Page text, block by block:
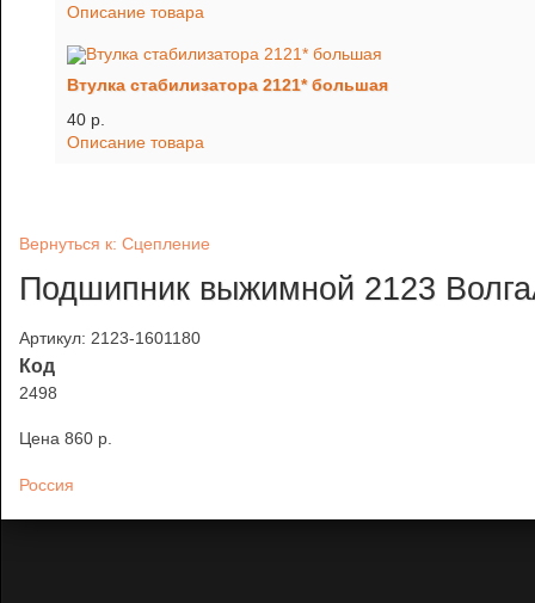
Описание товара
Втулка стабилизатора 2121* большая
40 p.
Описание товара
Вернуться к: Сцепление
Подшипник выжимной 2123
Артикул: 2123-1601180
Код
2498
Цена 860 p.
Россия